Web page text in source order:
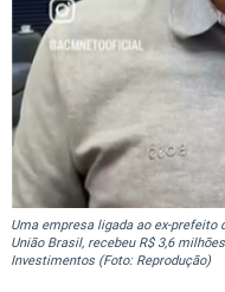
Uma empresa ligada ao ex-prefeito
União Brasil, recebeu R$ 3,6
Investimentos (Foto: Reprodução)